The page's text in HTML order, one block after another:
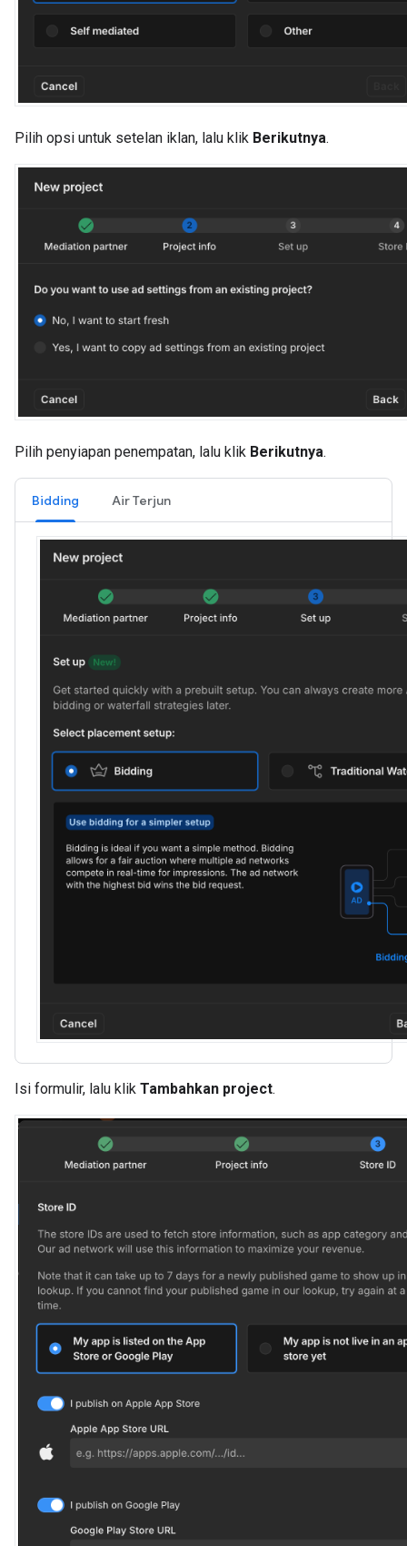
Pilih opsi untuk setelan iklan, lalu klik Berikutnya.
Pilih penyiapan penempatan, lalu klik Berikutnya.
Bidding Air Terjun
Isi formulir, lalu klik Tambahkan project.